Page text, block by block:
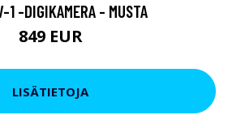
1 -DIGIKAMERA - MUSTA
849 EUR
LISÄTIETOJA